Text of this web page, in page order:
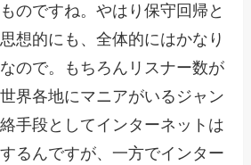
のですね。やはり保守回帰と
想的にも、全体的にはかなり
ので。もちろんリスナー数が
界各地にマニアがいるジャン
手段としてインターネットは
るんですが、一方でインター